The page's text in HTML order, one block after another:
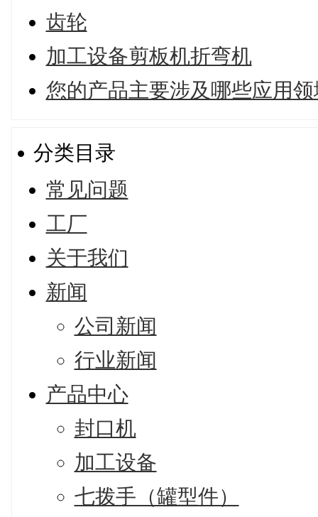
齿轮
加工设备剪板机折弯机
您的产品主要涉及哪些应用
分类目录
常见问题
工厂
关于我们
新闻
公司新闻
行业新闻
产品中心
封口机
加工设备
七拨手（罐型件）